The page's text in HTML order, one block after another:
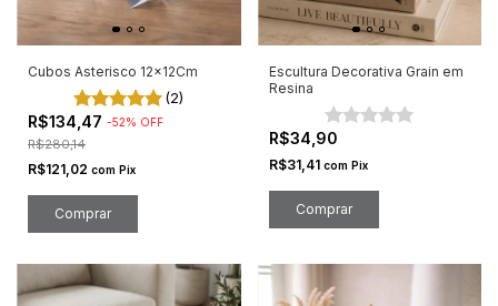
Cubos Asterisco 12x12Cm
(2)
R$134,47 -52% OFF
R$280,14
R$121,02 com Pix
Escultura Decorativa Grain em
Resina
R$34,90
R$31,41 com Pix